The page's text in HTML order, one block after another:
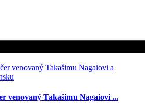
venovaný Takašimu Nagaiovi ...